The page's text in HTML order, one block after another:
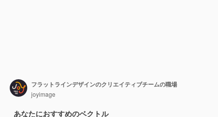
フラットラインデザインのクリエイティブチームの職場
joyimage
あなたにおすすめのベクトル